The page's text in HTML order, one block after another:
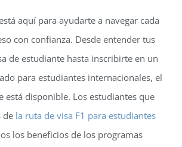
aquí para ayudarte a navegar cada
con confianza. Desde entender tus
de estudiante hasta inscribirte en un
para estudiantes internacionales, el
está disponible. Los estudiantes que
de la ruta de visa F1 para estudiantes
los beneficios de los programas